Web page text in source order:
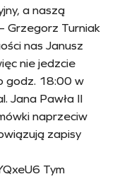
a naszą
Grzegorz Turniak
nas Janusz
nie jedzcie
godz. 18:00 w
Jana Pawła II
naprzeciw
zapisy
Tym